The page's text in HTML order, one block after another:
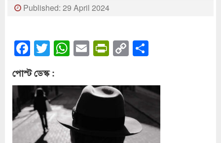
Published: 29 April 2024
Facebook
Twitter
WhatsApp
EmailPrintFriendly
Copy
Link
পোস্ট ডেস্ক :